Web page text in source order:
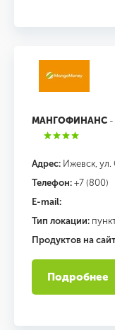
МАНГОФИНАНС
Адрес: Ижевск,
Телефон: +7 (800)
E-mail:
Тип локации:
Продуктов на
Подробнее